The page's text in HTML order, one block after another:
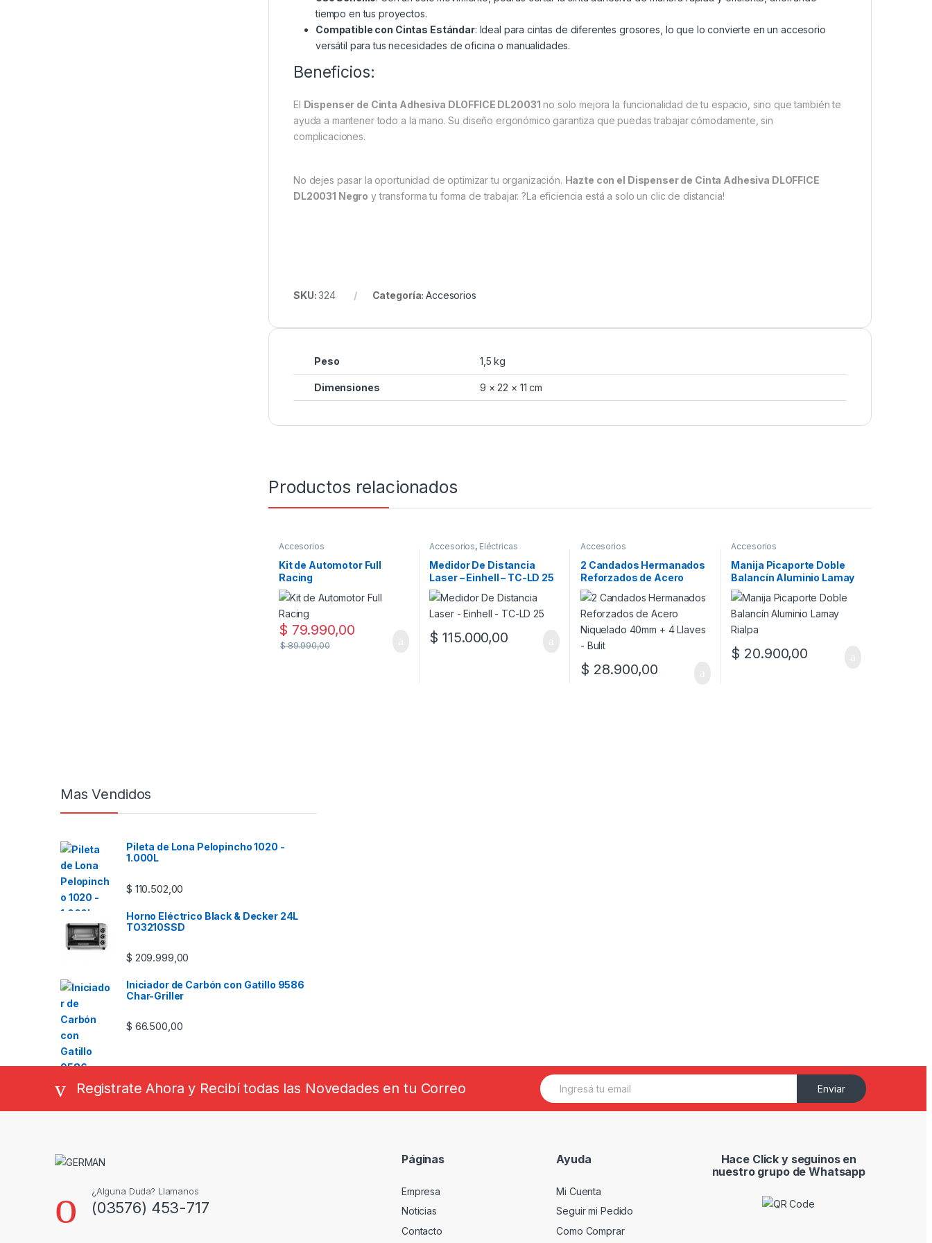
tiempo en tus proyectos.
Compatible con Cintas Estándar: Ideal para cintas de diferentes grosores, lo que lo convierte en un accesorio
versátil para tus necesidades de oficina o manualidades.
Beneficios:
El Dispenser de Cinta Adhesiva DLOFFICE DL20031 no solo mejora la funcionalidad de tu espacio, sino que también te
ayuda a mantener todo a la mano. Su diseño ergonómico garantiza que puedas trabajar cómodamente, sin
complicaciones.
No dejes pasar la oportunidad de optimizar tu organización. Hazte con el Dispenser de Cinta Adhesiva DLOFFICE
DL20031 Negro y transforma tu forma de trabajar. ?La eficiencia está a solo un clic de distancia!
SKU:324 Categoría:Accesorios
Peso 1,5 kg
Dimensiones 9 × 22 × 11 cm
Productos relacionados
Accesorios
Kit de Automotor Full
Racing
$ 79.990,00
$89.990,00
Accesorios, Eléctricas
Medidor De Distancia
Laser – Einhell – TC-LD 25
$ 115.000,00
Accesorios
2 Candados Hermanados
Reforzados de Acero
Niquelado 40mm + 4
Llaves – Bulit
$ 28.900,00
Accesorios
Manija Picaporte Doble
Balancín Aluminio Lamay
Rialpa
$ 20.900,00
Mas Vendidos
Pileta de Lona Pelopincho 1020 -
1.000L
$ 110.502,00
Horno Eléctrico Black & Decker 24L
TO3210SSD
$ 209.999,00
Iniciador de Carbón con Gatillo 9586
Char-Griller
$ 66.500,00
Registrate Ahora y Recibí todas las Novedades en tu Correo
E
m
Enviar
¿Alguna Duda? Llamanos
(03576) 453-717
Páginas
Empresa
Noticias
Contacto
Ayuda
Mi Cuenta
Seguir mi Pedido
Como Comprar
Hace Click y seguinos en
nuestro grupo de Whatsapp